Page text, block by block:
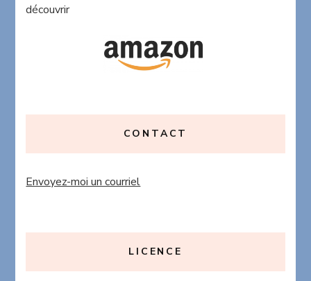
découvrir
CONTACT
Envoyez-moi un courriel
LICENCE